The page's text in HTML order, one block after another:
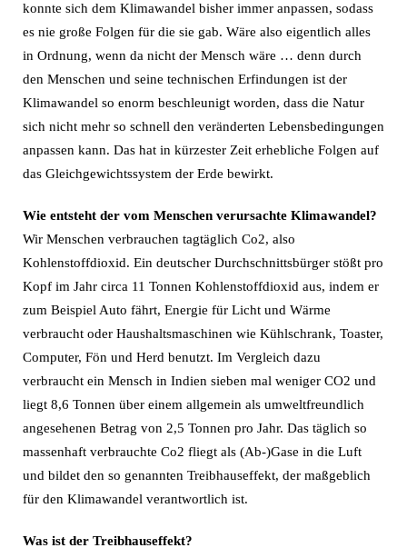
konnte sich dem Klimawandel bisher immer anpassen, sodass
es nie große Folgen für die sie gab. Wäre also eigentlich alles
in Ordnung, wenn da nicht der Mensch wäre … denn durch
den Menschen und seine technischen Erfindungen ist der
Klimawandel so enorm beschleunigt worden, dass die Natur
sich nicht mehr so schnell den veränderten Lebensbedingungen
anpassen kann. Das hat in kürzester Zeit erhebliche Folgen auf
das Gleichgewichtssystem der Erde bewirkt.
Wie entsteht der vom Menschen verursachte Klimawandel?
Wir Menschen verbrauchen tagtäglich Co2, also
Kohlenstoffdioxid. Ein deutscher Durchschnittsbürger stößt pro
Kopf im Jahr circa 11 Tonnen Kohlenstoffdioxid aus, indem er
zum Beispiel Auto fährt, Energie für Licht und Wärme
verbraucht oder Haushaltsmaschinen wie Kühlschrank, Toaster,
Computer, Fön und Herd benutzt. Im Vergleich dazu
verbraucht ein Mensch in Indien sieben mal weniger CO2 und
liegt 8,6 Tonnen über einem allgemein als umweltfreundlich
angesehenen Betrag von 2,5 Tonnen pro Jahr. Das täglich so
massenhaft verbrauchte Co2 fliegt als (Ab-)Gase in die Luft
und bildet den so genannten Treibhauseffekt, der maßgeblich
für den Klimawandel verantwortlich ist.
Was ist der Treibhauseffekt?